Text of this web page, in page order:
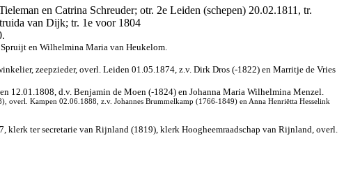
en Catrina Schreuder; otr. 2e Leiden (schepen) 20.02.1811, tr.
van Dijk; tr. 1e voor 1804
en Wilhelmina Maria van Heukelom.
zeepzieder, overl. Leiden 01.05.1874, z.v. Dirk Dros (-1822) en Marritje de Vries
12.01.1808, d.v. Benjamin de Moen (-1824) en Johanna Maria Wilhelmina Menzel.
Kampen 02.06.1888, z.v. Johannes Brummelkamp (1766-1849) en Anna Henriëtta Hesselink
klerk ter secretarie van Rijnland (1819), klerk Hoogheemraadschap van Rijnland, overl.